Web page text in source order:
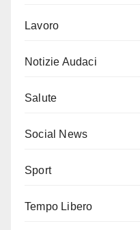
Lavoro
Notizie Audaci
Salute
Social News
Sport
Tempo Libero